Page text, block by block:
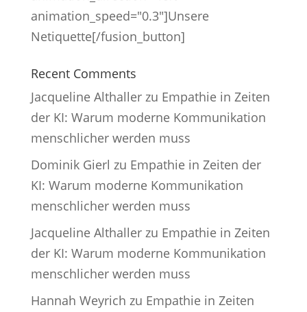
animation_speed="0.3"]Unsere
Netiquette[/fusion_button]
Recent Comments
Jacqueline Althallerzu Empathie in Zeiten
der KI: Warum moderne Kommunikation
menschlicher werden muss
Dominik Gierl zu Empathie in Zeiten der
KI: Warum moderne Kommunikation
menschlicher werden muss
Jacqueline Althallerzu Empathie in Zeiten
der KI: Warum moderne Kommunikation
menschlicher werden muss
Hannah Weyrich zu Empathie in Zeiten